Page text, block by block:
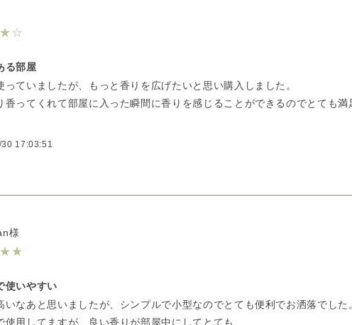
★☆
る部屋
っていましたが、もっと香りを広げたいと思い購入しました。
香ってくれて部屋に入った瞬間に香りを感じることができるのでとても
17:03:51
様
★★
使いやすい
いなあと思いましたが、シンプルで小型なのでとても便利でお洒落でし
使用してますが、良い香りが部屋中にしてとても